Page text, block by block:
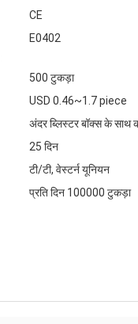
CE
E0402
500 टुकड़ा
USD 0.46~1.7 piece
अंदर ब्लिस्टर बॉक्स के साथ
25 दिन
टी/टी, वेस्टर्न यूनियन
प्रति दिन 100000 टुकड़ा